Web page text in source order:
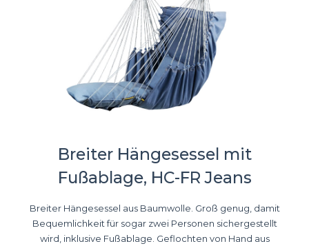
Breiter Hängesessel mit
Fußablage, HC-FR Jeans
Breiter Hängesessel aus Baumwolle. Groß genug, damit
Bequemlichkeit für sogar zwei Personen sichergestellt
wird, inklusive Fußablage. Geflochten von Hand aus